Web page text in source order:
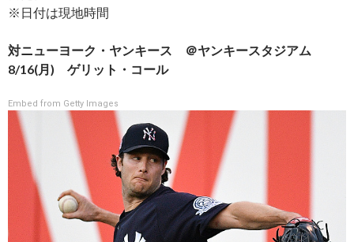
※日付は現地時間
対ニューヨーク・ヤンキース ＠ヤンキースタジアム
8/16(月) ゲリット・コール
Embed from Getty Images